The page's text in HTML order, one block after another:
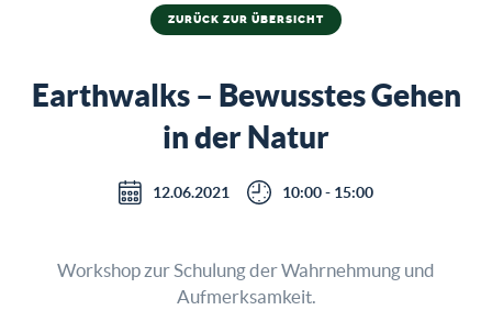
ZURÜCK ZUR ÜBERSICHT
Earthwalks – Bewusstes Gehen
in der Natur
12.06.2021 10:00 - 15:00
Workshop zur Schulung der Wahrnehmung und
Aufmerksamkeit.